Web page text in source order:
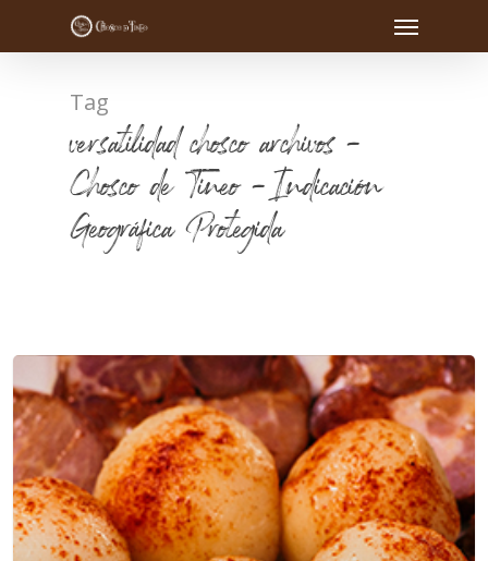
Tag
versatilidad chosco archivos -
Chosco de Tineo - Indicación
Geográfica Protegida